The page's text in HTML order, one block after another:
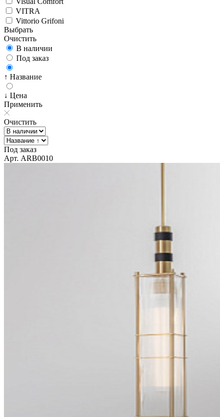
VITRA
Vittorio Grifoni
Выбрать
Очистить
В наличии
Под заказ
↑ Название
↓ Цена
Применить
Очистить
Под заказ
Арт. ARB0010